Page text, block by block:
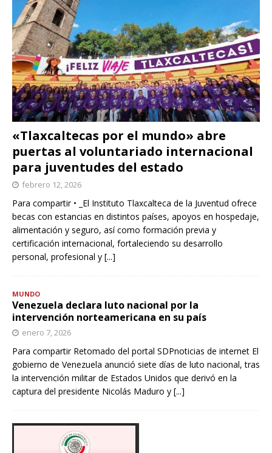
«Tlaxcaltecas por el mundo» abre
puertas al voluntariado internacional
para juventudes del estado
febrero 12, 2026
Para compartir • _El Instituto Tlaxcalteca de la Juventud ofrece
becas con estancias en distintos países, apoyos en hospedaje,
alimentación y seguro, así como formación previa y
certificación internacional, fortaleciendo su desarrollo
personal, profesional y [...]
MUNDO
Venezuela declara luto nacional por la
intervención norteamericana en su país
enero 7, 2026
Para compartir Retomado del portal SDPnoticias de internet El
gobierno de Venezuela anunció siete días de luto nacional, tras
la intervención militar de Estados Unidos que derivó en la
captura del presidente Nicolás Maduro y [...]